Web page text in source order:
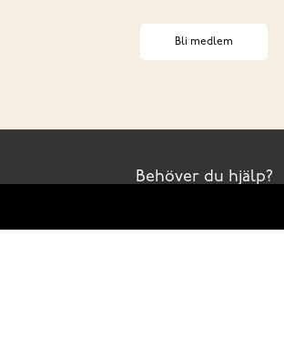
Bli medlem
Behöver du hjälp?
Kontakta oss Club